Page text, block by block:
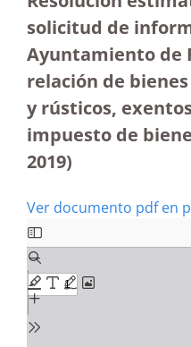
solicitud de
Ayuntamiento de
relación de
y rústicos,
impuesto de
2019)
Ver documento pdf en